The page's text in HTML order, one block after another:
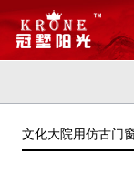
文化大院用仿古门